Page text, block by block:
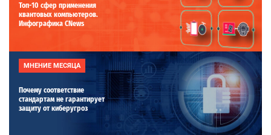
Топ-10 сфер применения
квантовых компьютеров.
Инфографика CNews
МНЕНИЕ МЕСЯЦА
Почему соответствие
стандартам не гарантирует
защиту от киберугроз